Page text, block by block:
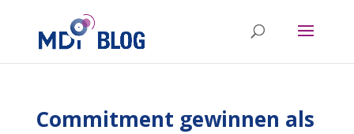
Commitment gewinnen als